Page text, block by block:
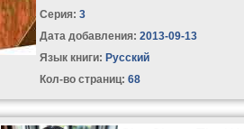
Серия:3
Дата добавления: 2013-09-13
Язык книги: Русский
Кол-во страниц: 68